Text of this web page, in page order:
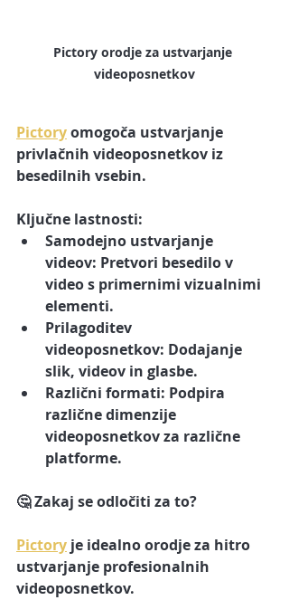
Pictory orodje za ustvarjanje
videoposnetkov
Pictory omogoča ustvarjanje
privlačnih videoposnetkov iz
besedilnih vsebin.
Ključne lastnosti:
Samodejno ustvarjanje
videov: Pretvori besedilo v
video s primernimi vizualnimi
elementi.
Prilagoditev
videoposnetkov: Dodajanje
slik, videov in glasbe.
Različni formati: Podpira
različne dimenzije
videoposnetkov za različne
platforme.
🤔 Zakaj se odločiti za to?
Pictory je idealno orodje za hitro
ustvarjanje profesionalnih
videoposnetkov.